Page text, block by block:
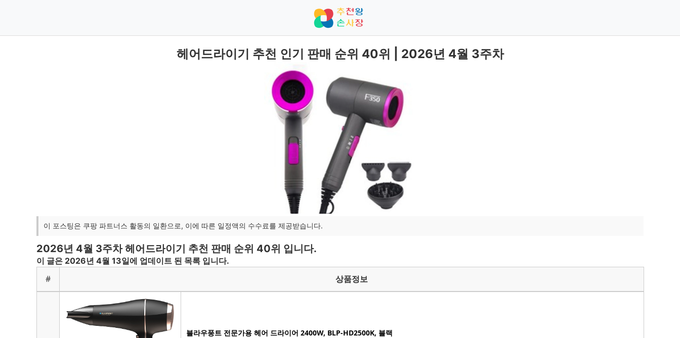
헤어드라이기 추천 인기 판매 순위 40위 | 2026년 4월 3주차
이 포스팅은 쿠팡 파트너스 활동의 일환으로, 이에 따른 일정액의 수수료를 제공받습니다.
2026년 4월 3주차 헤어드라이기 추천 판매 순위 40위 입니다.
이 글은 2026년 4월 13일에 업데이트 된 목록 입니다.
# 상품정보
블라우풍트 전문가용 헤어 드라이어 2400W, BLP-HD2500K, 블랙